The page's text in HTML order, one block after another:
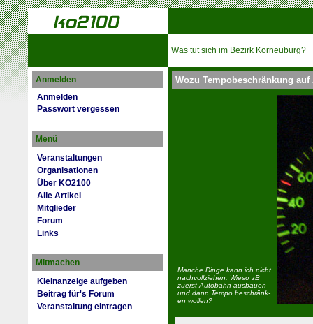
Was tut sich im Bezirk Korneuburg?
Anmelden
Anmelden
Passwort vergessen
Menü
Veranstaltungen
Organisationen
Über KO2100
Alle Artikel
Mitglieder
Forum
Links
Mitmachen
Kleinanzeige aufgeben
Beitrag für's Forum
Veranstaltung eintragen
Wozu Tempobeschränkung auf
Manche Dinge kann ich nicht
nachvollziehen. Wieso zB
zuerst Auto­bahn ausbauen
und dann Tempo be­schränk­
en wollen?